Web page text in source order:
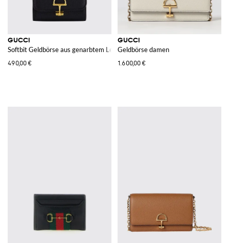
GUCCI
Softbit Geldbörse aus genarbtem Leder
490,00 €
GUCCI
Geldbörse damen
1.600,00 €